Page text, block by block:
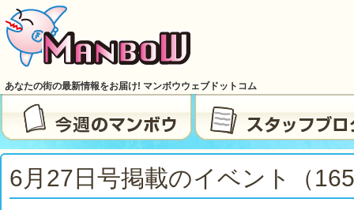
あなたの街の最新情報をお届け! マンボウウェブドットコム
6月27日号掲載のイベント（